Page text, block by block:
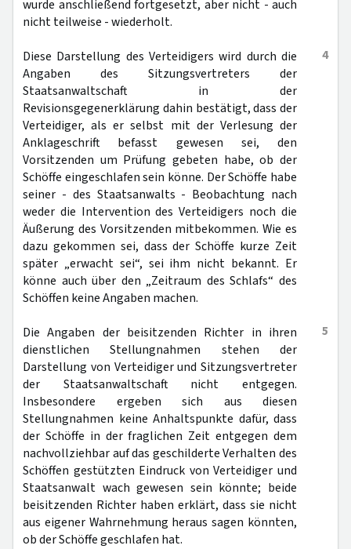
wurde anschließend fortgesetzt, aber nicht - auch
nicht teilweise - wiederholt.
4
Diese Darstellung des Verteidigers wird durch die
Angaben des Sitzungsvertreters der
Staatsanwaltschaft in der
Revisionsgegenerklärung dahin bestätigt, dass der
Verteidiger, als er selbst mit der Verlesung der
Anklageschrift befasst gewesen sei, den
Vorsitzenden um Prüfung gebeten habe, ob der
Schöffe eingeschlafen sein könne. Der Schöffe habe
seiner - des Staatsanwalts - Beobachtung nach
weder die Intervention des Verteidigers noch die
Äußerung des Vorsitzenden mitbekommen. Wie es
dazu gekommen sei, dass der Schöffe kurze Zeit
später „erwacht sei“, sei ihm nicht bekannt. Er
könne auch über den „Zeitraum des Schlafs“ des
Schöffen keine Angaben machen.
5
Die Angaben der beisitzenden Richter in ihren
dienstlichen Stellungnahmen stehen der
Darstellung von Verteidiger und Sitzungsvertreter
der Staatsanwaltschaft nicht entgegen.
Insbesondere ergeben sich aus diesen
Stellungnahmen keine Anhaltspunkte dafür, dass
der Schöffe in der fraglichen Zeit entgegen dem
nachvollziehbar auf das geschilderte Verhalten des
Schöffen gestützten Eindruck von Verteidiger und
Staatsanwalt wach gewesen sein könnte; beide
beisitzenden Richter haben erklärt, dass sie nicht
aus eigener Wahrnehmung heraus sagen könnten,
ob der Schöffe geschlafen hat.